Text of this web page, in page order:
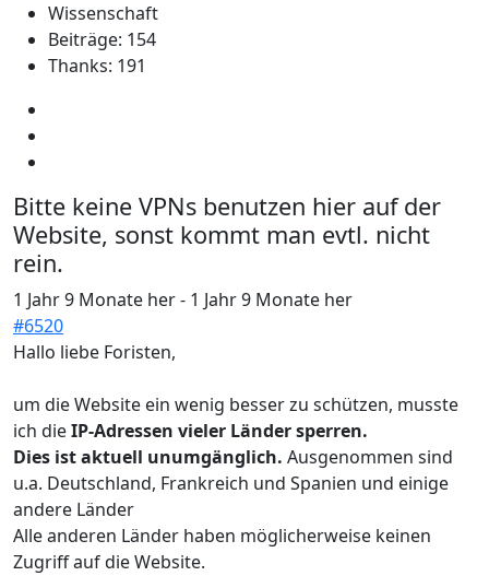
Wissenschaft
Beiträge: 154
Thanks: 191
Bitte keine VPNs benutzen hier auf der
Website, sonst kommt man evtl. nicht
rein.
1 Jahr 9 Monate her- 1 Jahr 9 Monate her
#6520
Hallo liebe Foristen,
um die Website ein wenig besser zu schützen, musste
ich dieIP-Adressen vieler Länder sperren.
Dies ist aktuell unumgänglich. Ausgenommen sind
u.a. Deutschland, Frankreich und Spanien und einige
andere Länder
Alle anderen Länder haben möglicherweise keinen
Zugriff auf die Website.